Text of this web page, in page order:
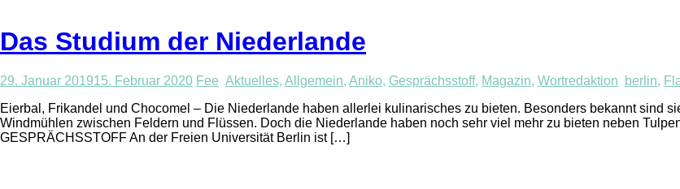
Das Studium der Niederlande
29. Januar 201915. Februar 2020 Fee Aktuelles, Allgemein, Aniko, Gesprächsstoff, Magazin, Wortredaktion berlin,
Eierbal, Frikandel und Chocomel – Die Niederlande haben allerlei kulinarisches zu bieten. Besonders bekannt sind
Windmühlen zwischen Feldern und Flüssen. Doch die Niederlande haben noch sehr viel mehr zu bieten neben
GESPRÄCHSSTOFF An der Freien Universität Berlin ist […]